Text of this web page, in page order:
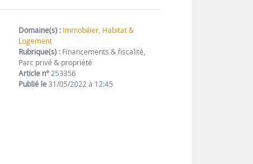
Domaine(s) : Immobilier, Habitat &
Logement
Rubrique(s) : Financements & fiscalité,
Parc privé & propriété
Article n°253356
Publié le31/05/2022 à 12:45